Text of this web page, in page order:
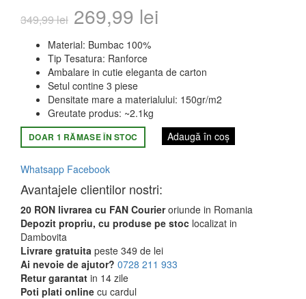
349,99lei Prețul
inițial
a
fost:
349,99 lei.
269,99 lei
este:
269,99 lei.
Material: Bumbac 100%
Tip Tesatura: Ranforce
Ambalare in cutie eleganta de carton
Setul contine 3 piese
Densitate mare a materialului: 150gr/m2
Greutate produs: ~2.1kg
DOAR 1 RĂMASE ÎN STOC Adaugă în coș
Whatsapp Facebook
Avantajele clientilor nostri:
20 RON livrarea cu FAN Courieroriunde in Romania
Depozit propriu, cu produse pe stoc localizat in
Dambovita
Livrare gratuita peste 349 de lei
Ai nevoie de ajutor? 0728 211 933
Retur garantat in 14 zile
Poti plati online cu cardul